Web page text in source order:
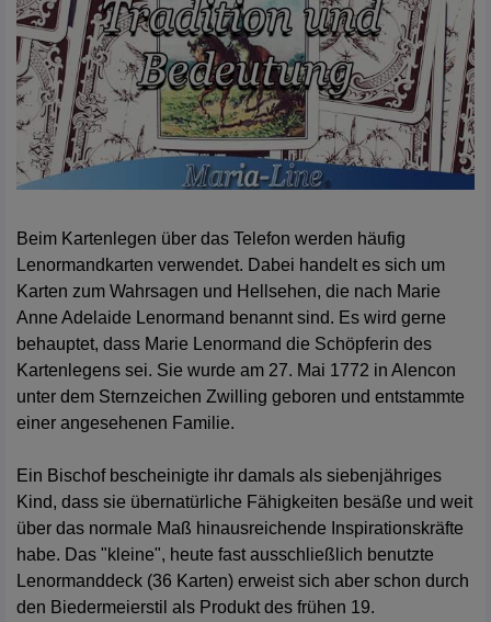
Beim Kartenlegen über das Telefon werden häufig
Lenormandkarten verwendet. Dabei handelt es sich um
Karten zum Wahrsagen und Hellsehen, die nach Marie
Anne Adelaide Lenormand benannt sind. Es wird gerne
behauptet, dass Marie Lenormand die Schöpferin des
Kartenlegens sei. Sie wurde am 27. Mai 1772 in Alencon
unter dem Sternzeichen Zwilling geboren und entstammte
einer angesehenen Familie.
Ein Bischof bescheinigte ihr damals als siebenjähriges
Kind, dass sie übernatürliche Fähigkeiten besäße und weit
über das normale Maß hinausreichende Inspirationskräfte
habe. Das "kleine", heute fast ausschließlich benutzte
Lenormanddeck (36 Karten) erweist sich aber schon durch
den Biedermeierstil als Produkt des frühen 19.